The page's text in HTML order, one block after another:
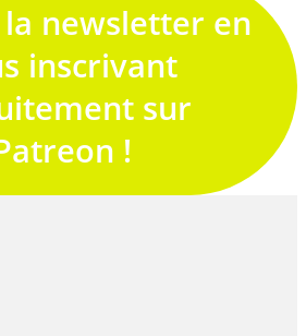
la newsletter en
inscrivant
sur
!